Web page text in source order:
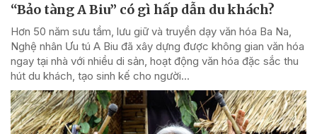
“Bảo tàng A Biu” có gì hấp dẫn du khách?
Hơn 50 năm sưu tầm, lưu giữ và truyền dạy văn hóa Ba Na,
Nghệ nhân Ưu tú A Biu đã xây dựng được không gian văn hóa
ngay tại nhà với nhiều di sản, hoạt động văn hóa đặc sắc thu
hút du khách, tạo sinh kế cho người...